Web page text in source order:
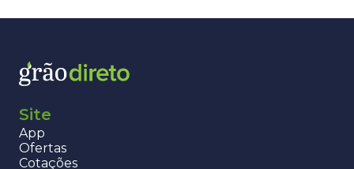
Site
App
Ofertas
Cotações